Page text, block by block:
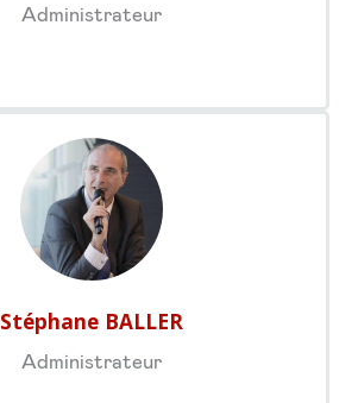
Administrateur
Stéphane BALLER
Administrateur